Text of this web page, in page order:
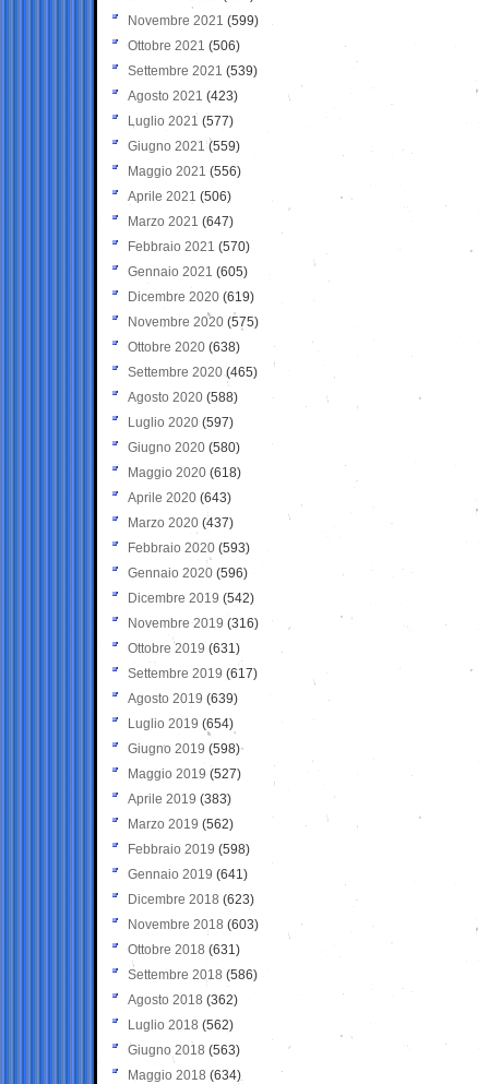
Novembre 2021 (599)
Ottobre 2021 (506)
Settembre 2021 (539)
Agosto 2021 (423)
Luglio 2021 (577)
Giugno 2021(559)
Maggio 2021 (556)
Aprile 2021 (506)
Marzo 2021 (647)
Febbraio 2021 (570)
Gennaio 2021 (605)
Dicembre 2020 (619)
Novembre 2020 (575)
Ottobre 2020 (638)
Settembre 2020(465)
Agosto 2020 (588)
Luglio 2020 (597)
Giugno 2020 (580)
Maggio 2020 (618)
Aprile 2020 (643)
Marzo 2020 (437)
Febbraio 2020 (593)
Gennaio 2020 (596)
Dicembre 2019 (542)
Novembre 2019 (316)
Ottobre 2019 (631)
Settembre 2019 (617)
Agosto 2019 (639)
Luglio 2019 (654)
Giugno 2019 (598)
Maggio 2019 (527)
Aprile 2019 (383)
Marzo 2019 (562)
Febbraio 2019 (598)
Gennaio 2019 (641)
Dicembre 2018 (623)
Novembre 2018 (603)
Ottobre 2018 (631)
Settembre 2018 (586)
Agosto 2018 (362)
Luglio 2018 (562)
Giugno 2018 (563)
Maggio 2018 (634)